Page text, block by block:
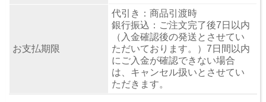
お支払期限
代引き：商品引渡時
銀行振込：ご注文完了後7日以内
（入金確認後の発送とさせてい
ただいております。）7日間以内
にご入金が確認できない場合
は、キャンセル扱いとさせてい
ただきます。